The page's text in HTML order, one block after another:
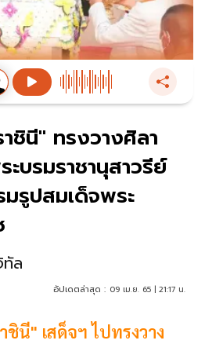
ชินี" ทรงวางศิลา
บรมราชานุสาวรีย์
รูปสมเด็จพระ
ล
อัปเดตล่าสุด : 09 เม.ย. 65 | 21:17 น.
นี" เสด็จฯ ไปทรงวาง